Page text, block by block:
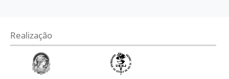
Realização